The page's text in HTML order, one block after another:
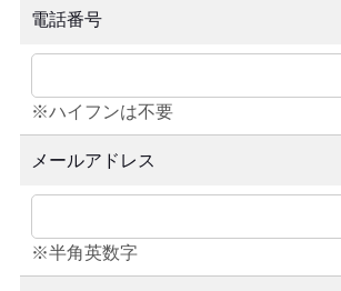
電話番号
※ハイフンは不要
メールアドレス
※半角英数字